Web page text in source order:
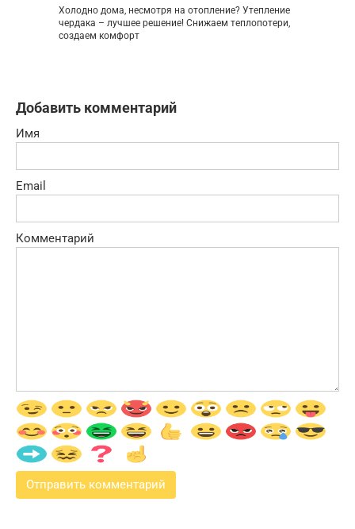
Холодно дома, несмотря на отопление? Утепление
чердака – лучшее решение! Снижаем теплопотери,
создаем комфорт
Добавить комментарий
Имя
Email
Комментарий